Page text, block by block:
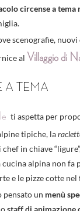
circense a tema
scenografie, nuovi
al Villaggio di
A TEMA
ti aspetta per
tipiche, la
in chiave
alpina non fa
e le pizze cotte
pensato un menù
staff di animazione